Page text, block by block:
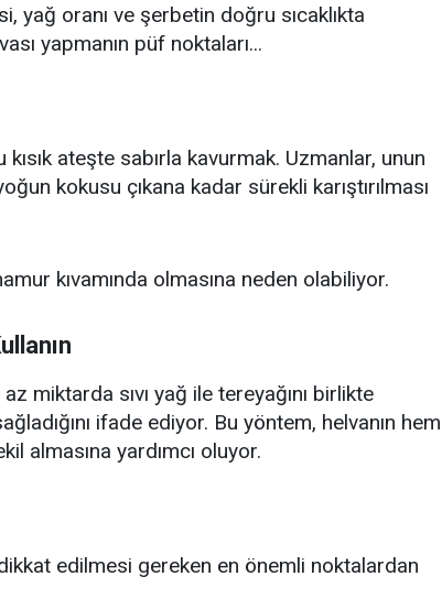
yağ oranı ve şerbetin doğru sıcaklıkta
yapmanın püf noktaları...
kısık ateşte sabırla kavurmak. Uzmanlar, unun
kokusu çıkana kadar sürekli karıştırılması
kıvamında olmasına neden olabiliyor.
miktarda sıvı yağ ile tereyağını birlikte
ifade ediyor. Bu yöntem, helvanın hem
almasına yardımcı oluyor.
edilmesi gereken en önemli noktalardan